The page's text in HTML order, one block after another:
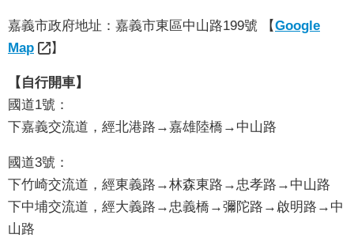
機
網
站
便
民
務
聯
絡
嘉義市政府地址：嘉義市東區中山路199號 【Google
Map
】
【自行開車】
國道1號：
下嘉義交流道，經北港路→嘉雄陸橋→中山路
國道3號：
下竹崎交流道，經東義路→林森東路→忠孝路→中山路
下中埔交流道，經大義路→忠義橋→彌陀路→啟明路→中
山路